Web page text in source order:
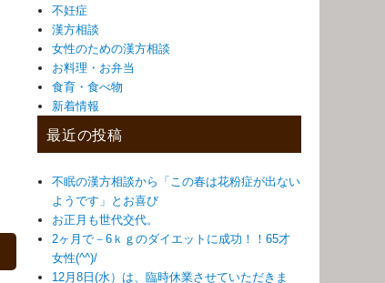
不妊症
漢方相談
女性のための漢方相談
お料理・お弁当
食育・食べ物
新着情報
最近の投稿
不眠の漢方相談から「この春は花粉症が出ない
ようです」とお喜び
お正月も世代交代。
2ヶ月で－6ｋｇのダイエットに成功！！65才
女性(^^)/
12月8日(水）は、臨時休業させていただきま